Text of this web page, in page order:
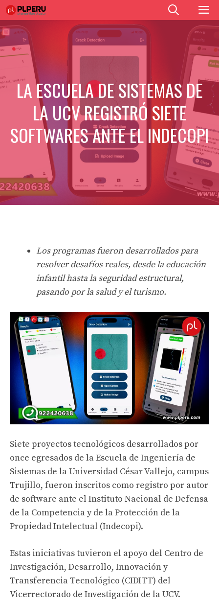
Saltar
al
contenido
LA ESCUELA DE SISTEMAS DE
LA UCV REGISTRÓ SIETE
SOFTWARES ANTE EL INDECOPI
Los programas fueron desarrollados para
resolver desafíos reales, desde la educación
infantil hasta la seguridad estructural,
pasando por la salud y el turismo.
Siete proyectos tecnológicos desarrollados por
once egresados de la Escuela de Ingeniería de
Sistemas de la Universidad César Vallejo, campus
Trujillo, fueron inscritos como registro por autor
de software ante el Instituto Nacional de Defensa
de la Competencia y de la Protección de la
Propiedad Intelectual (Indecopi).
Estas iniciativas tuvieron el apoyo del Centro de
Investigación, Desarrollo, Innovación y
Transferencia Tecnológico (CIDITT) del
Vicerrectorado de Investigación de la UCV.